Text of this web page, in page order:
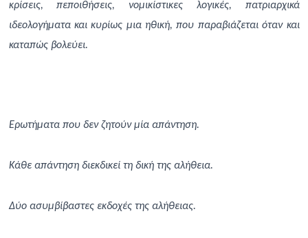
κρίσεις, πεποιθήσεις, νομικίστικες λογικές, πατριαρχικά
ιδεολογήματα και κυρίως μια ηθική, που παραβιάζεται όταν και
καταπώς βολεύει.
Ερωτήματα που δεν ζητούν μία απάντηση.
Κάθε απάντηση διεκδικεί τη δική της αλήθεια.
Δύο ασυμβίβαστες εκδοχές της αλήθειας.